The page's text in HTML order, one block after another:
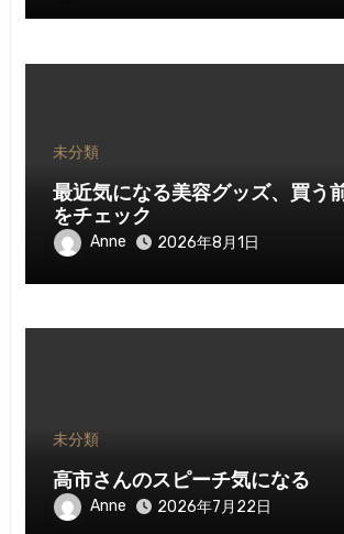
未分類
最近気になる美容グッズ、買う
をチェック
Anne 2026年8月1日
未分類
高市さんのスピーチ気になる
Anne 2026年7月22日